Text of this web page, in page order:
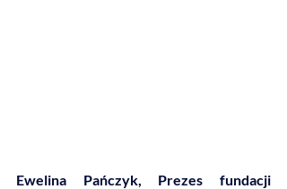
Ewelina Pańczyk, Prezes fundacji